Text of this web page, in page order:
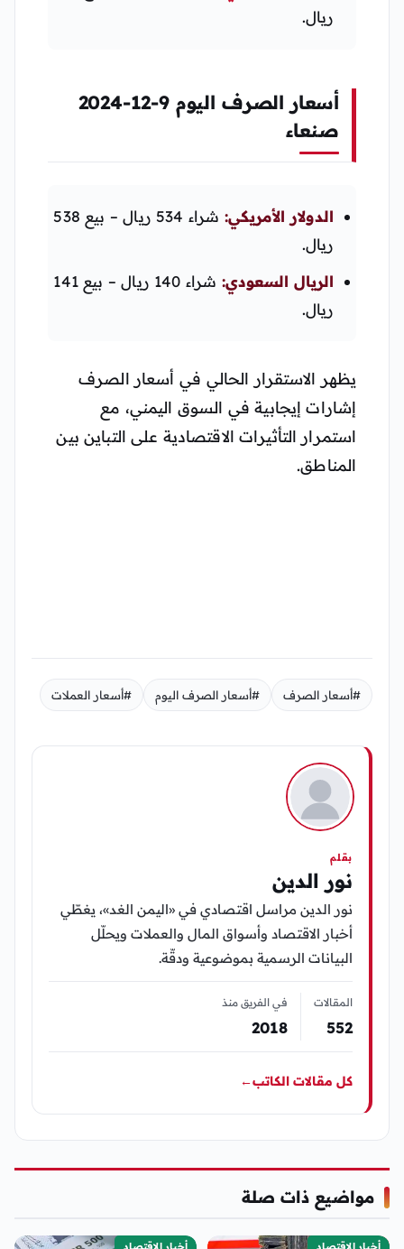
ريال.
أسعار الصرف اليوم 9-12-2024
صنعاء
الدولار الأمريكي:
شراء 534 ريال – بيع 538
ريال.
الريال السعودي:
شراء 140 ريال – بيع 141
ريال.
يظهر الاستقرار الحالي في أسعار الصرف
إشارات إيجابية في السوق اليمني، مع
استمرار التأثيرات الاقتصادية على التباين بين
المناطق.
#أسعار الصرف #أسعار الصرف اليوم #أسعار العملات
بقلم
نور الدين
نور الدين مراسل اقتصادي في «اليمن الغد»، يغطّي
أخبار الاقتصاد وأسواق المال والعملات ويحلّل
البيانات الرسمية بموضوعية ودقّة.
المقالات
552
في الفريق منذ
2018
كل مقالات الكاتب←
مواضيع ذات صلة
أخبار الإقتصاد أخبار الإقتصاد